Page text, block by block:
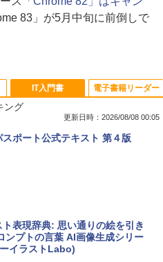
83」が5月中旬に前倒しで
MacBook Neo A18 Proチッ
、Liquid Retinaディスプ
フトカード - 800 Robux 【限
ムコード】 ロブロックス | オン
フトカード - 1000 Robux 【限
ルアイテムを含む】 【オンラ
IT入門書
ング
更新日時：2026/08/08 00:05
ポート公式テキスト 第４版
表現辞典: 思い通りの絵を引き
ンプトの言葉 AI画像生成シリー
イラストLabo)
電子書籍リーダー